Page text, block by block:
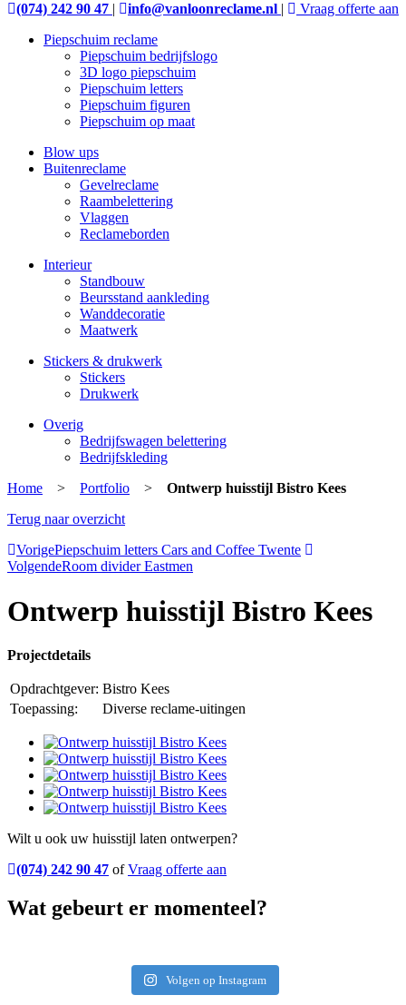
(074) 242 90 47 info@vanloonreclame.nl
Vraag offerte aan
Piepschuim reclame
Piepschuim bedrijfslogo
3D logo piepschuim
Piepschuim letters
Piepschuim figuren
Piepschuim op maat
Blow ups
Buitenreclame
Gevelreclame
Raambelettering
Vlaggen
Reclameborden
Interieur
Standbouw
Beursstand aankleding
Wanddecoratie
Maatwerk
Stickers & drukwerk
Stickers
Drukwerk
Overig
Bedrijfswagen belettering
Bedrijfskleding
Home > Portfolio > Ontwerp huisstijl Bistro Kees
Terug naar overzicht
VorigePiepschuim letters Cars and Coffee Twente
VolgendeRoom divider Eastmen
Ontwerp huisstijl Bistro Kees
Projectdetails
Opdrachtgever: Bistro Kees
Toepassing:
Diverse reclame-uitingen
Wilt u ook uw huisstijl laten ontwerpen?
(074) 242 90 47 of Vraag offerte aan
Wat gebeurt er momenteel?
Volgen op Instagram